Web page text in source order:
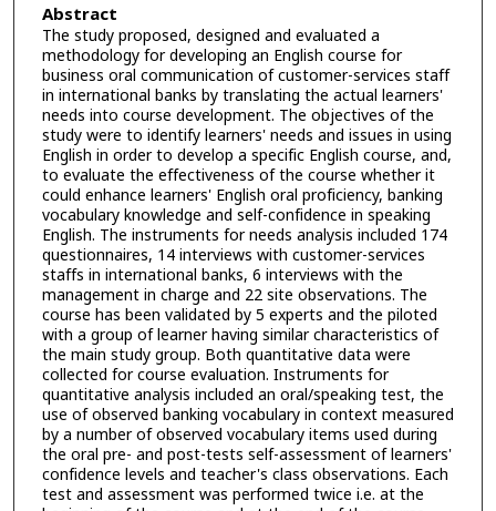
Abstract
The study proposed, designed and evaluated a
methodology for developing an English course for
business oral communication of customer-services staff
in international banks by translating the actual learners'
needs into course development. The objectives of the
study were to identify learners' needs and issues in using
English in order to develop a specific English course, and,
to evaluate the effectiveness of the course whether it
could enhance learners' English oral proficiency, banking
vocabulary knowledge and self-confidence in speaking
English. The instruments for needs analysis included 174
questionnaires, 14 interviews with customer-services
staffs in international banks, 6 interviews with the
management in charge and 22 site observations. The
course has been validated by 5 experts and the piloted
with a group of learner having similar characteristics of
the main study group. Both quantitative data were
collected for course evaluation. Instruments for
quantitative analysis included an oral/speaking test, the
use of observed banking vocabulary in context measured
by a number of observed vocabulary items used during
the oral pre- and post-tests self-assessment of learners'
confidence levels and teacher's class observations. Each
test and assessment was performed twice i.e. at the